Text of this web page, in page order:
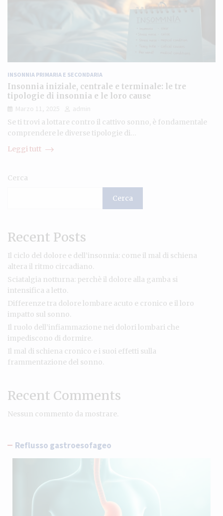
INSONNIA PRIMARIA E SECONDARIA
Insonnia iniziale, centrale e terminale: le tre
tipologie di insonnia e le loro cause
Marzo 11, 2025
admin
Se ti trovi a lottare contro il cattivo sonno, è fondamentale
comprendere le diverse tipologie di…
Leggi tutt
Cerca
Cerca
Recent Posts
Il ciclo del dolore e dell’insonnia: come il mal di schiena
altera il ritmo circadiano.
Sciatalgia notturna: perchè il dolore alla gamba si
intensifica a letto.
Differenze tra dolore lombare acuto e cronico e il loro
impatto sul sonno.
Il ruolo dell’infiammazione nei dolori lombari che
impediscono di dormire.
Il mal di schiena cronico e i suoi effetti sulla
frammentazione del sonno.
Recent Comments
Nessun commento da mostrare.
Reflusso gastroesofageo